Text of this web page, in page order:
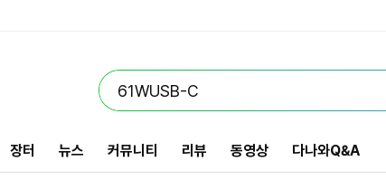
장터 뉴스 커뮤니티 리뷰 동영상 다나와Q&A